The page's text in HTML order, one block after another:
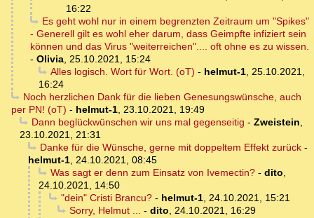
16:22
Es geht wohl nur in einem begrenzten Zeitraum um "Spikes"
- Generell gilt es wohl eher darum, dass Geimpfte infiziert sein
können und das Virus "weiterreichen".... oft ohne es zu wissen.
- Olivia, 25.10.2021, 15:24
Alles logisch. Wort für Wort. (oT) - helmut-1, 25.10.2021,
16:24
Noch herzlichen Dank für die lieben Genesungswünsche, auch
per PN! (oT) - helmut-1, 23.10.2021, 19:49
Dann beglückwünschen wir uns mal gegenseitig - Zweistein,
23.10.2021, 21:31
Danke für die Wünsche, gerne mit doppeltem Effekt zurück-
helmut-1, 24.10.2021, 08:45
Was sagt er denn zum Einsatz von Ivemectin?- dito,
24.10.2021, 14:50
"dein" Cristi Brancu?- helmut-1, 24.10.2021, 15:21
Sorry, Helmut ... - dito, 24.10.2021, 16:29